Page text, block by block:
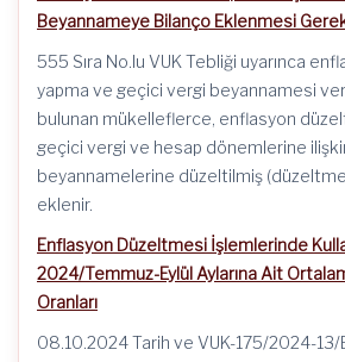
Beyannameye Bilanço Eklenmesi
555 Sıra No.lu VUK Tebliği uyarınca
yapma ve geçici vergi beyannamesi
bulunan mükelleflerce, enflasyon
geçici vergi ve hesap dönemlerine
beyannamelerine düzeltilmiş
eklenir.
Enflasyon Düzeltmesi İşlemlerinde
2024/Temmuz-Eylül Aylarına Ait
Oranları
08.10.2024 Tarih ve VUK-175/2024-13/